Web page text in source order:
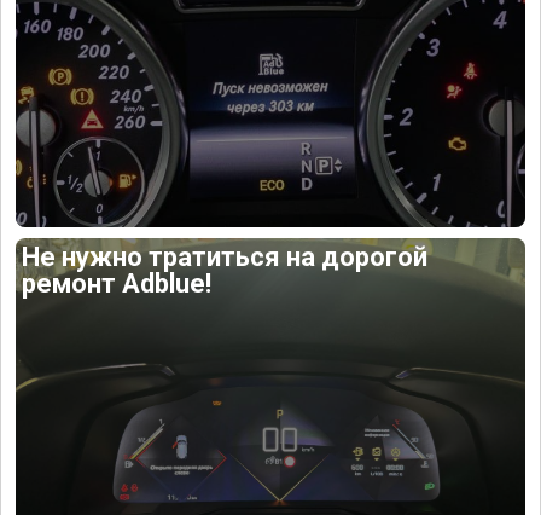
Не нужно тратиться на дорогой
ремонт Adblue!